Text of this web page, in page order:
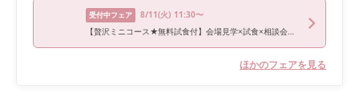
受付中フェア 8/11(火) 11:30〜
【贅沢ミニコース★無料試食付】会場見学×試食×相談会！プレミアムフェア
ほかのフェアを見る